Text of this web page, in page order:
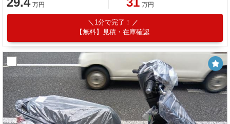
万円 万円
1分で完了！
【無料】見積・在庫確認